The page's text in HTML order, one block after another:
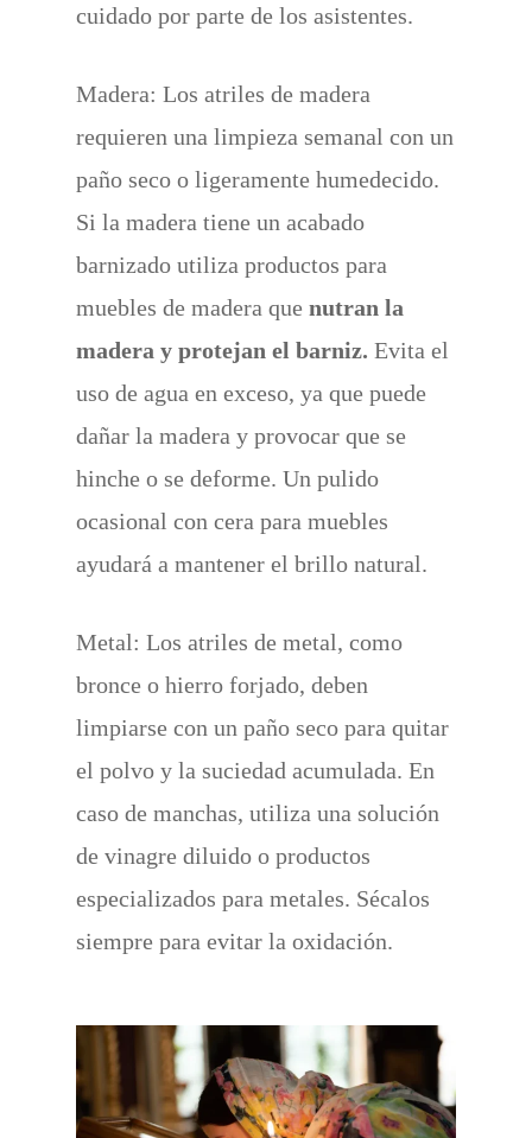
cuidado por parte de los asistentes.
Madera: Los atriles de madera
requieren una limpieza semanal con un
paño seco o ligeramente humedecido.
Si la madera tiene un acabado
barnizado utiliza productos para
muebles de madera que nutran la
madera y protejan el barniz. Evita el
uso de agua en exceso, ya que puede
dañar la madera y provocar que se
hinche o se deforme. Un pulido
ocasional con cera para muebles
ayudará a mantener el brillo natural.
Metal: Los atriles de metal, como
bronce o hierro forjado, deben
limpiarse con un paño seco para quitar
el polvo y la suciedad acumulada. En
caso de manchas, utiliza una solución
de vinagre diluido o productos
especializados para metales. Sécalos
siempre para evitar la oxidación.